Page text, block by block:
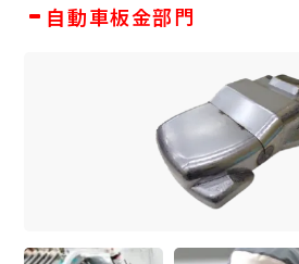
自動車板金部門